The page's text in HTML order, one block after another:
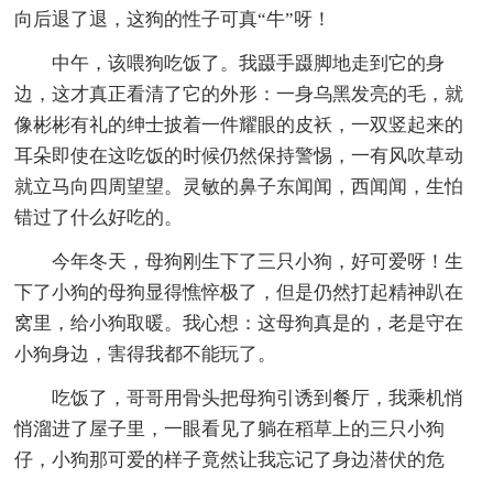
向后退了退，这狗的性子可真“牛”呀！
中午，该喂狗吃饭了。我蹑手蹑脚地走到它的身
边，这才真正看清了它的外形：一身乌黑发亮的毛，就
像彬彬有礼的绅士披着一件耀眼的皮袄，一双竖起来的
耳朵即使在这吃饭的时候仍然保持警惕，一有风吹草动
就立马向四周望望。灵敏的鼻子东闻闻，西闻闻，生怕
错过了什么好吃的。
今年冬天，母狗刚生下了三只小狗，好可爱呀！生
下了小狗的母狗显得憔悴极了，但是仍然打起精神趴在
窝里，给小狗取暖。我心想：这母狗真是的，老是守在
小狗身边，害得我都不能玩了。
吃饭了，哥哥用骨头把母狗引诱到餐厅，我乘机悄
悄溜进了屋子里，一眼看见了躺在稻草上的三只小狗
仔，小狗那可爱的样子竟然让我忘记了身边潜伏的危